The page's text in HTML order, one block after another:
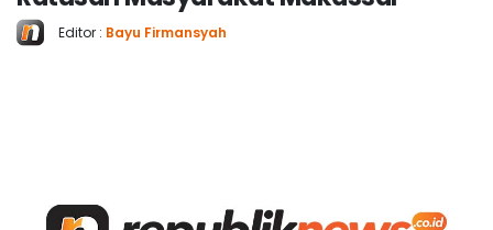
Editor : Bayu Firmansyah